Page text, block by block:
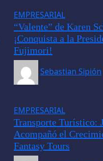
EMPRESARIAL
“Valente” de Karen
¡Conquista a la
Fujimori!
Sebastian Sipión
EMPRESARIAL
Transporte Turístico:
Acompañó el
Fantasy Tours